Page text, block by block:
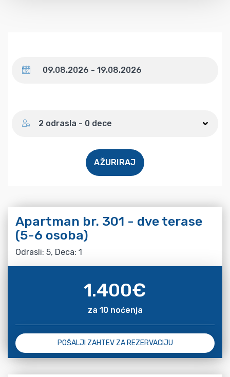
2 odrasla - 0 dece
AŽURIRAJ
Apartman br. 301 - dve terase
(5-6 osoba)
Odrasli: 5, Deca: 1
1.400€
za 10 noćenja
POŠALJI ZAHTEV ZA REZERVACIJU